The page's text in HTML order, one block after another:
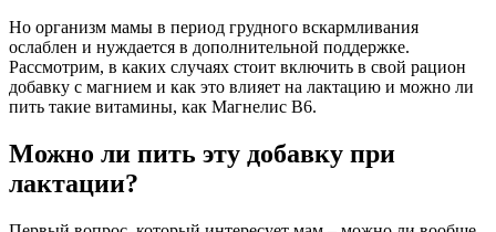
Но организм мамы в период грудного вскармливания
ослаблен и нуждается в дополнительной поддержке.
Рассмотрим, в каких случаях стоит включить в свой рацион
добавку с магнием и как это влияет на лактацию и можно ли
пить такие витамины, как Магнелис В6.
Можно ли пить эту добавку при
лактации?